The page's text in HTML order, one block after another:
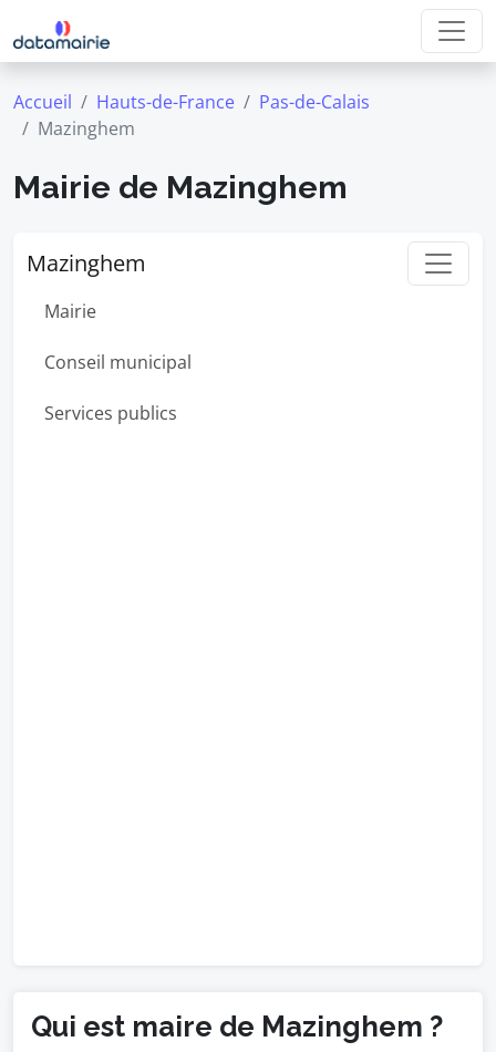
Accueil Hauts-de-France
Pas-de-Calais
Mazinghem
Mairie de Mazinghem
Mazinghem
Mairie
Conseil municipal
Services publics
Qui est maire de Mazinghem ?